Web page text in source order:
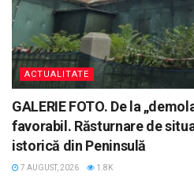
ACTUALITATE
GALERIE FOTO. De la
favorabil. Răsturnare de
istorică din Peninsulă
7 AUGUST, 2026 1.8K